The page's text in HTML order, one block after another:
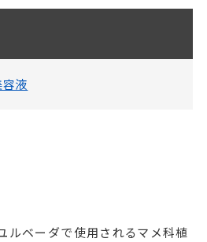
液
ルベーダで使用されるマメ科植